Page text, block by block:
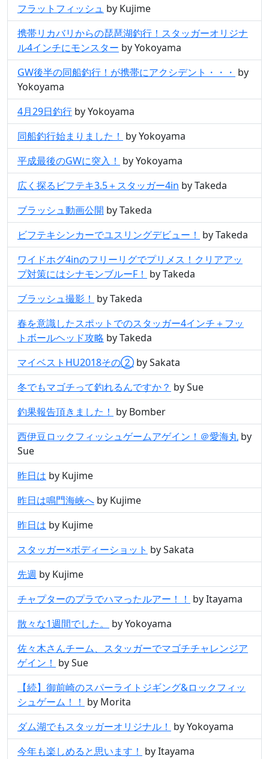
フラットフィッシュ by Kujime
携帯リカバリからの琵琶湖釣行！スタッガーオリジナ
ル4インチにモンスター by Yokoyama
GW後半の同船釣行！が携帯にアクシデント・・・ by
Yokoyama
4月29日釣行 by Yokoyama
同船釣行始まりました！ by Yokoyama
平成最後のGWに突入！ by Yokoyama
広く探るビフテキ3.5＋スタッガー4in by Takeda
ブラッシュ動画公開 by Takeda
ビフテキシンカーでユスリングデビュー！ by Takeda
ワイドホグ4inのフリーリグでプリメス！クリアアッ
プ対策にはシナモンブルーF！ by Takeda
ブラッシュ撮影！ by Takeda
春を意識したスポットでのスタッガー4インチ＋フッ
トボールヘッド攻略 by Takeda
マイベストHU2018その② by Sakata
冬でもマゴチって釣れるんですか？ by Sue
釣果報告頂きました！ by Bomber
西伊豆ロックフィッシュゲームアゲイン！＠愛海丸 by
Sue
昨日は by Kujime
昨日は鳴門海峡へ by Kujime
昨日は by Kujime
スタッガー×ボディーショット by Sakata
先週 by Kujime
チャプターのプラでハマったルアー！！ by Itayama
散々な1週間でした。
by Yokoyama
佐々木さんチーム、スタッガーでマゴチチャレンジア
ゲイン！ by Sue
【続】御前崎のスパーライトジギング&ロックフィッ
シュゲーム！！ by Morita
ダム湖でもスタッガーオリジナル！ by Yokoyama
今年も楽しめると思います！ by Itayama